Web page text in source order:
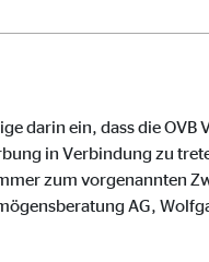
darin ein, dass die
in Verbindung zu
zum vorgenannten
AG,